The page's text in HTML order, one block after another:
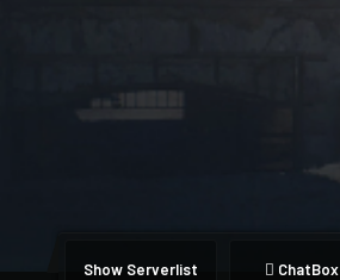
Show Serverlist ChatBox